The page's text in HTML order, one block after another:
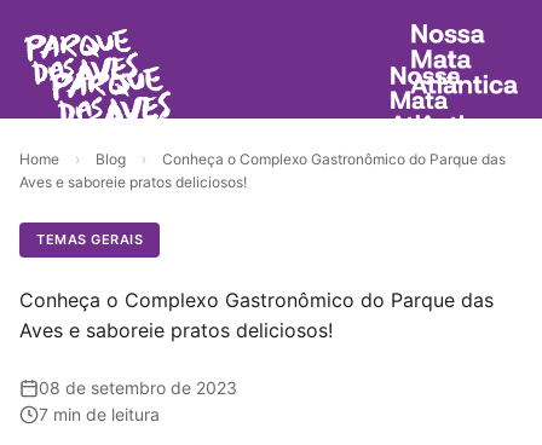
Home › Blog ›
Conheça o Complexo Gastronômico do Parque das
Aves e saboreie pratos deliciosos!
TEMAS GERAIS
Conheça o Complexo Gastronômico do Parque das
Aves e saboreie pratos deliciosos!
08 de setembro de 2023
7 min de leitura